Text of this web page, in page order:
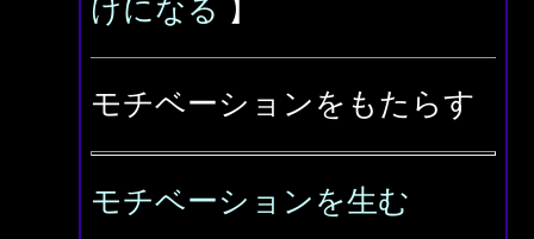
けになる 】
モチベーションをもたらす
モチベーションを生む